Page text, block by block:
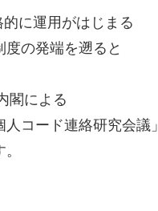
に運用がはじまる
の発端を遡ると
による
コード連絡研究会議」